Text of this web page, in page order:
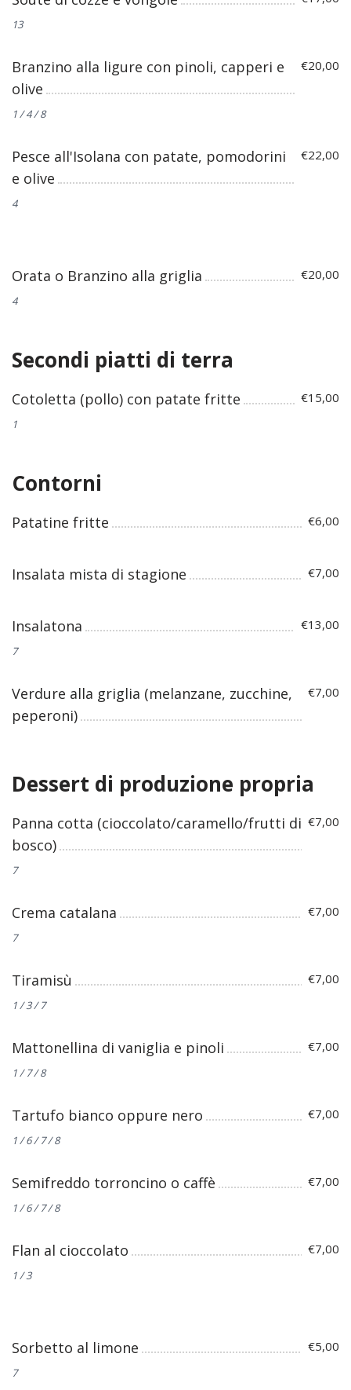
13
Branzino alla ligure con pinoli, capperi e
olive
1 / 4 / 8
€20,00
Pesce all'Isolana con patate, pomodorini
e olive
4
€22,00
Orata o Branzino alla griglia
4
€20,00
Secondi piatti di terra
Cotoletta (pollo) con patate fritte
1
€15,00
Contorni
Patatine fritte €6,00
Insalata mista di stagione €7,00
Insalatona
7
€13,00
Verdure alla griglia (melanzane, zucchine,
peperoni)
€7,00
Dessert di produzione propria
Panna cotta (cioccolato/caramello/frutti di
bosco)
7
€7,00
Crema catalana
7
€7,00
Tiramisù
1 / 3 / 7
€7,00
Mattonellina di vaniglia e pinoli
1 / 7 / 8
€7,00
Tartufo bianco oppure nero
1 / 6 / 7 / 8
€7,00
Semifreddo torroncino o caffè
1 / 6 / 7 / 8
€7,00
Flan al cioccolato
1 / 3
€7,00
Sorbetto al limone
7
€5,00